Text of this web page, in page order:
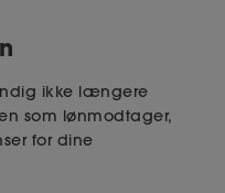
ikke længere
som lønmodtager,
for dine